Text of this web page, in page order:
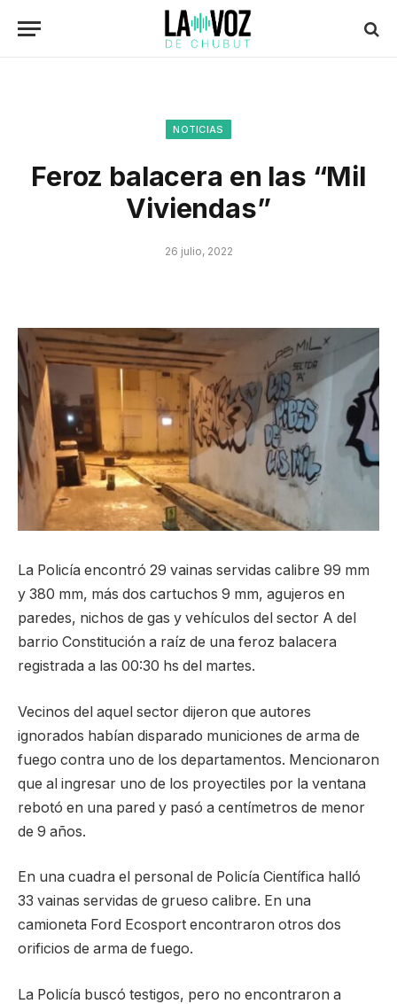
NOTICIAS
Feroz balacera en las “Mil
Viviendas”
26 julio, 2022
La Policía encontró 29 vainas servidas calibre 99 mm
y 380 mm, más dos cartuchos 9 mm, agujeros en
paredes, nichos de gas y vehículos del sector A del
barrio Constitución a raíz de una feroz balacera
registrada a las 00:30 hs del martes.
Vecinos del aquel sector dijeron que autores
ignorados habían disparado municiones de arma de
fuego contra uno de los departamentos. Mencionaron
que al ingresar uno de los proyectiles por la ventana
rebotó en una pared y pasó a centímetros de menor
de 9 años.
En una cuadra el personal de Policía Científica halló
33 vainas servidas de grueso calibre. En una
camioneta Ford Ecosport encontraron otros dos
orificios de arma de fuego.
La Policía buscó testigos, pero no encontraron a